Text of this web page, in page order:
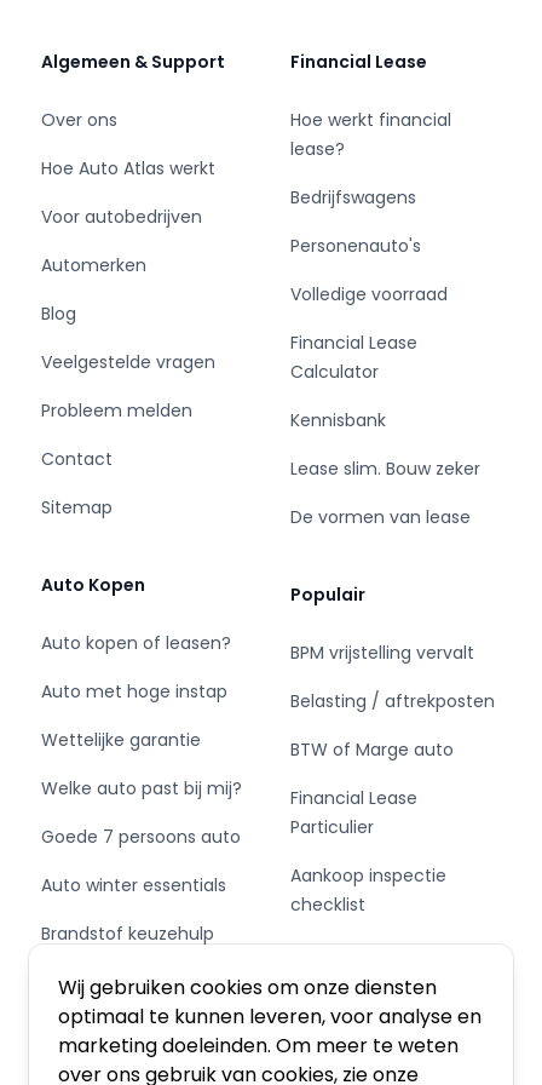
Wij gebruiken cookies om onze diensten
optimaal te kunnen leveren, voor analyse en
marketing doeleinden. Om meer te weten
over ons gebruik van cookies, zie onze
auto is behandeld. Bekijk daarom de foto’s goed
mogelijke kleurafwijkingen door lichtinval of
Waarom Greven Automotive
• Direct beschikbaar en direct rijden uit een
ruime voorraad van 700+ voertuigen
• 7 dagen per week geopend, terrein 24/7 vrij
toegankelijk
• Gratis next-day levering in heel Nederland
• Snelle en transparante Financial Lease: altijd
eenvoudig en voordelig
• Klantgericht advies van ervaren medewerkers,
duizenden tevreden klanten gingen u voor
Greven Automotive – uw betrouwbare partner
gemak en zekerheid.
Bedrijfswagens nieuw en gebruikt: Citroën
Berlingo, Jumpy, Jumper, Nemo | Fiat Doblo,
Fiorino, Scudo, Ducato | Ford Transit, Transit
Mercedes-Benz Citan, Vito, V-Klasse, Sprinter |
Nissan NV200, NV300, NV400, Primastar | Opel
Combo, Vivaro, Vivaro-e, Movano | Peugeot
Bipper, Partner, Boxer, Expert, E-Expert |
Renault Kangoo, Trafic, Master | Toyota ProAce,
ProAce City, ProAce Worker, ProAce Electric
Worker, ProAce Long Worker | Volkswagen
Trefwoorden: Bedrijfswagen - Bedrijfsauto -
Grijs kenteken - Bestelbus - Bestelauto -
Bestelwagen - Gesloten bestelwagen -
Algemeen & Support
Over ons
Hoe Auto Atlas werkt
Voor autobedrijven
Automerken
Blog
Veelgestelde vragen
Probleem melden
Contact
Sitemap
Auto Kopen
Auto kopen of leasen?
Auto met hoge instap
Wettelijke garantie
Welke auto past bij mij?
Goede 7 persoons auto
Auto winter essentials
Brandstof keuzehulp
Schakel of automaat?
Financial Lease
Hoe werkt financial
lease?
Bedrijfswagens
Personenauto's
Volledige voorraad
Financial Lease
Calculator
Kennisbank
Lease slim. Bouw zeker
De vormen van lease
Populair
BPM vrijstelling vervalt
Belasting / aftrekposten
BTW of Marge auto
Financial Lease
Particulier
Aankoop inspectie
checklist
Private Leasen,
Financieren of Kopen?